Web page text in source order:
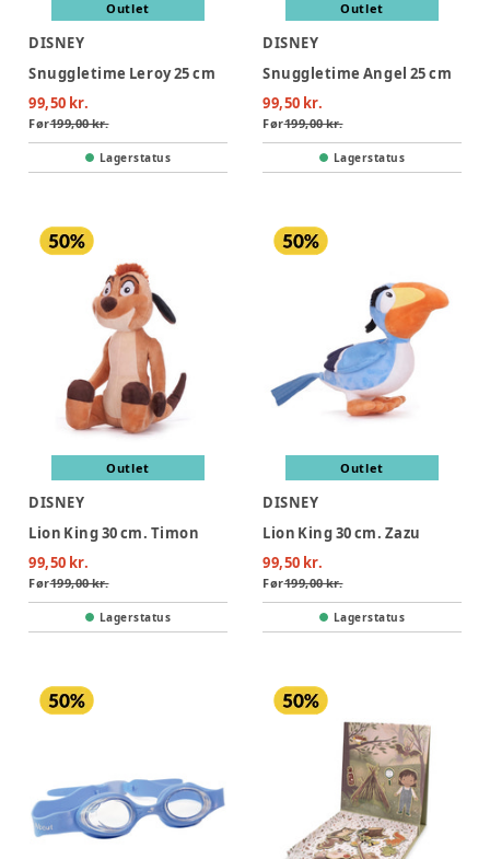
Outlet
DISNEY
Snuggletime Leroy 25 cm
99,50 kr.
Før199,00 kr.
Lagerstatus
Outlet
DISNEY
Snuggletime Angel 25 cm
99,50 kr.
Før199,00 kr.
Lagerstatus
Outlet
DISNEY
Lion King 30 cm. Timon
99,50 kr.
Før199,00 kr.
Lagerstatus
Outlet
DISNEY
Lion King 30 cm. Zazu
99,50 kr.
Før199,00 kr.
Lagerstatus